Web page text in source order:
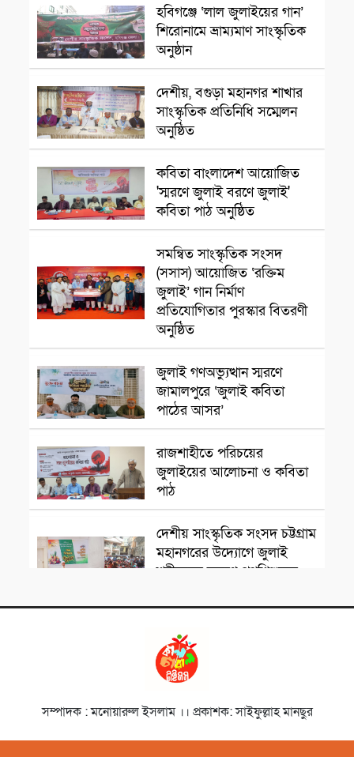
হবিগঞ্জে ‘লাল জুলাইয়ের গান’
শিরোনামে ভ্রাম্যমাণ সাংস্কৃতিক
অনুষ্ঠান
দেশীয়, বগুড়া মহানগর শাখার
সাংস্কৃতিক প্রতিনিধি সম্মেলন
অনুষ্ঠিত
কবিতা বাংলাদেশ আয়োজিত
'স্মরণে জুলাই বরণে জুলাই'
কবিতা পাঠ অনুষ্ঠিত
সমন্বিত সাংস্কৃতিক সংসদ
(সসাস) আয়োজিত ‘রক্তিম
জুলাই’ গান নির্মাণ
প্রতিযোগিতার পুরস্কার বিতরণী
অনুষ্ঠিত
জুলাই গণঅভ্যুত্থান স্মরণে
জামালপুরে ‘জুলাই কবিতা
পাঠের আসর’
রাজশাহীতে পরিচয়ের
জুলাইয়ের আলোচনা ও কবিতা
পাঠ
দেশীয় সাংস্কৃতিক সংসদ চট্টগ্রাম
মহানগরের উদ্যোগে জুলাই
শহীদদের স্মরণে পথশিশুদের
নাট্যকার ডা. আবু হেনা আবিদ
জাফর স্মরণে আলোচনা সভা ও
দোয়া মাহফিল
‘বিদ্রোহের স্বরলিপি’নজরুল
জয়ন্তী উৎসব অনুষ্ঠিত
সম্পাদক : মনোয়ারুল ইসলাম ।। প্রকাশক: সাইফুল্লাহ মানছুর